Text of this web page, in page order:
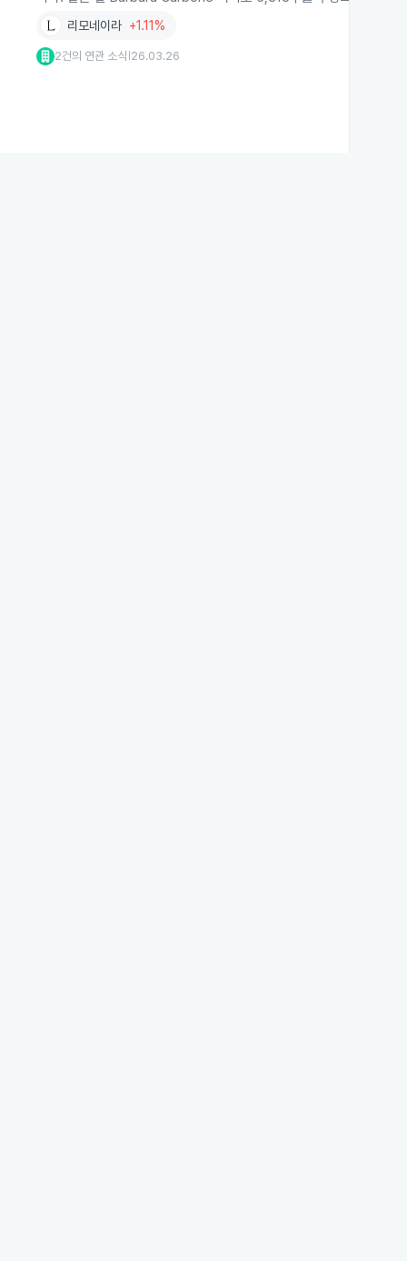
리모네이라 +1.11%
2건의 연관 소식 26.03.26